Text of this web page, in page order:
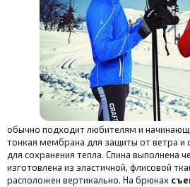
обычно подходит любителям и
тонкая мембрана для защиты от ветра и
для сохранения тепла. Спина выполнена
изготовлена из эластичной, флисовой
расположен вертикально. На брюках